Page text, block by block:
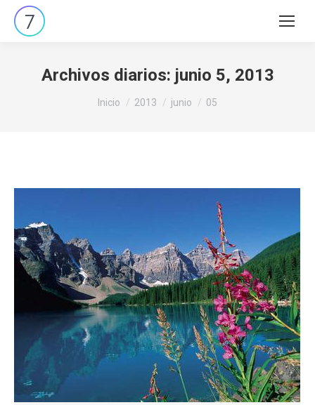
Buscar:
Archivos diarios: junio 5, 2013
Estás aquí:
Inicio 2013 junio 05